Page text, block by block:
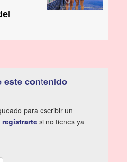
este contenido
para escribir un
registrarte si no tienes ya